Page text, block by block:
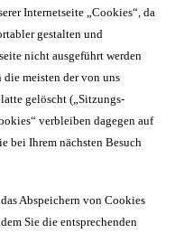
Internetseite „Cookies“, da
gestalten und
nicht ausgeführt werden
die meisten der von uns
gelöscht („Sitzungs-
verbleiben dagegen auf
bei Ihrem nächsten Besuch
Abspeichern von Cookies
Sie die entsprechenden